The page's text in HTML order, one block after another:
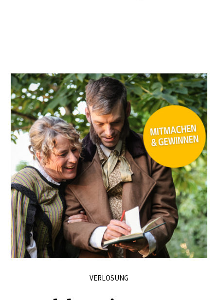
ist anspruchsvoll, gelingt Spezialisten aber
immer wieder.
VERLOSUNG